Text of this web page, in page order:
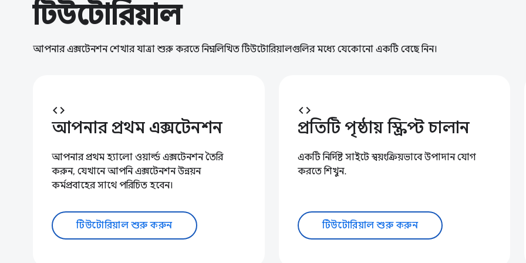
টিউটোরিয়াল
আপনার এক্সটেনশন শেখার যাত্রা শুরু করতে নিম্নলিখিত টিউটোরিয়ালগুলির মধ্যে যেকোনো একটি বেছে নিন।
code
আপনার প্রথম এক্সটেনশন
আপনার প্রথম হ্যালো ওয়ার্ল্ড এক্সটেনশন তৈরি
করুন, যেখানে আপনি এক্সটেনশন উন্নয়ন
কর্মপ্রবাহের সাথে পরিচিত হবেন।
টিউটোরিয়াল শুরু করুন
code
প্রতিটি পৃষ্ঠায় স্ক্রিপ্ট চালান
একটি নির্দিষ্ট সাইটে স্বয়ংক্রিয়ভাবে উপাদান যোগ
করতে শিখুন.
টিউটোরিয়াল শুরু করুন